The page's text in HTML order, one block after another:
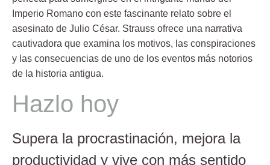
Imperio Romano con este fascinante relato sobre el
asesinato de Julio César. Strauss ofrece una narrativa
cautivadora que examina los motivos, las conspiraciones
y las consecuencias de uno de los eventos más notorios
de la historia antigua.
Hazlo hoy
Supera la procrastinación, mejora la
productividad y vive con más sentido